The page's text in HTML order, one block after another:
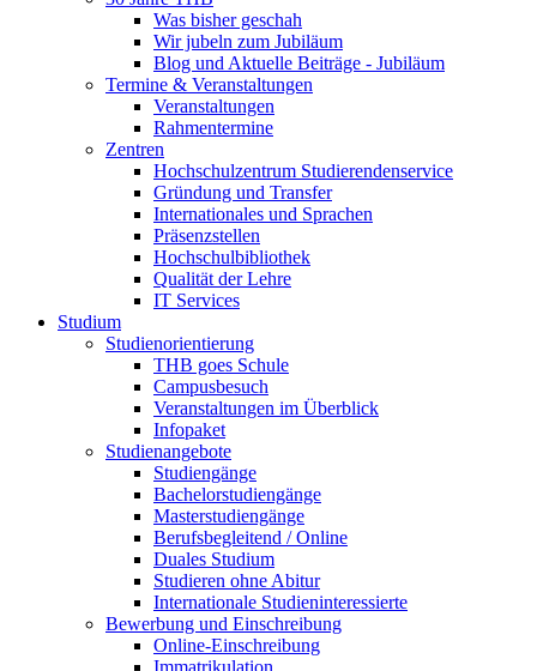
Was bisher geschah
Wir jubeln zum Jubiläum
Blog und Aktuelle Beiträge - Jubiläum
Termine & Veranstaltungen
Veranstaltungen
Rahmentermine
Zentren
Hochschulzentrum Studierendenservice
Gründung und Transfer
Internationales und Sprachen
Präsenzstellen
Hochschulbibliothek
Qualität der Lehre
IT Services
Studium
Studienorientierung
THB goes Schule
Campusbesuch
Veranstaltungen im Überblick
Infopaket
Studienangebote
Studiengänge
Bachelorstudiengänge
Masterstudiengänge
Berufsbegleitend / Online
Duales Studium
Studieren ohne Abitur
Internationale Studieninteressierte
Bewerbung und Einschreibung
Online-Einschreibung
Immatrikulation